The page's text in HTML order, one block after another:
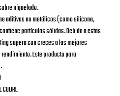
niquelado.
aditivos no metálicos (como silicona,
partículas sólidas. Debido a estas
supera con creces a las mejores
Este producto para
COBRE